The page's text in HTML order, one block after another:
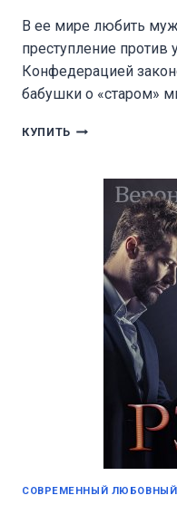
В ее мире любить
преступление
Конфедерацией
бабушки о «старом»
КУПИТЬ ПУТЬ
БААЛ
СОВРЕМЕННЫЙ